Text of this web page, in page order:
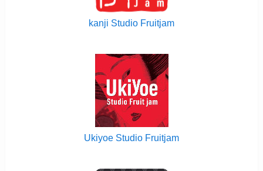
kanji Studio Fruitjam
Ukiyoe Studio Fruitjam